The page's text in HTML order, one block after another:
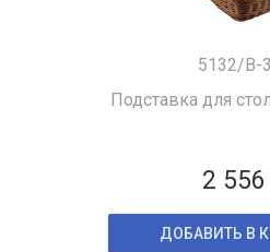
5132/B-
Подставка для
2 556
ДОБАВИТЬ В